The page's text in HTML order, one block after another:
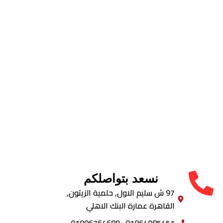
نسعد بتواصلكم
97 ش سليم الاول, حلمية الزيتون,
القاهرة عمارة البنك الاهلي